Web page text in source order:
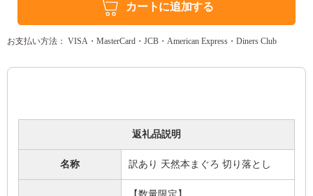
カートに追加する
お支払い方法： VISA・MasterCard・JCB・American Express・Diners Club
返礼品説明
名称 訳あり 天然本まぐろ 切り落とし